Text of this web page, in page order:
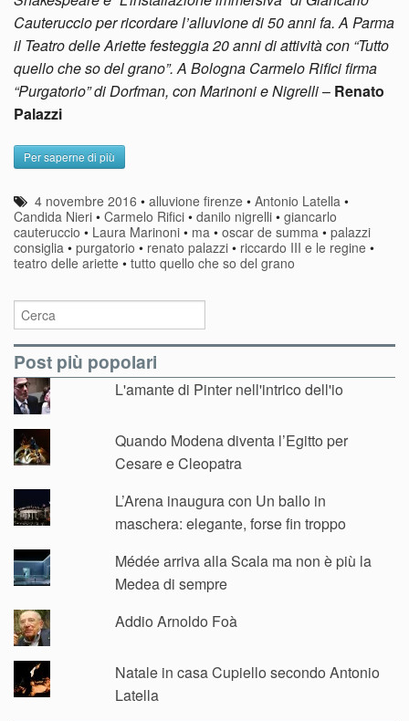
Cauteruccio per ricordare l’alluvione di 50 anni fa. A Parma
il Teatro delle Ariette festeggia 20 anni di attività con “Tutto
quello che so del grano”. A Bologna Carmelo Rifici firma
“Purgatorio” di Dorfman, con Marinoni e Nigrelli– Renato
Palazzi
Per saperne di più
4 novembre 2016 •alluvione firenze •Antonio Latella •
Candida Nieri • Carmelo Rifici • danilo nigrelli • giancarlo
cauteruccio • Laura Marinoni • ma • oscar de summa • palazzi
consiglia • purgatorio • renato palazzi • riccardo III e le regine •
teatro delle ariette • tutto quello che so del grano
Post più popolari
L'amante di Pinter nell'intrico dell'io
Quando Modena diventa l’Egitto per
Cesare e Cleopatra
L’Arena inaugura con Un ballo in
maschera: elegante, forse fin troppo
Médée arriva alla Scala ma non è più la
Medea di sempre
Addio Arnoldo Foà
Natale in casa Cupiello secondo Antonio
Latella